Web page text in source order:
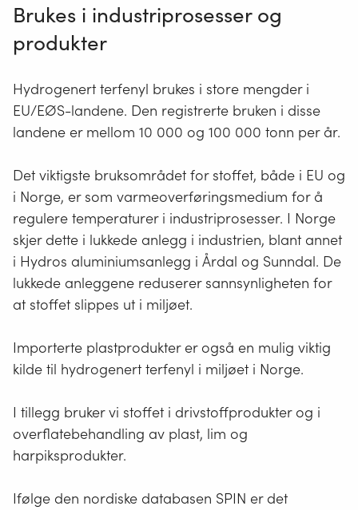
Brukes i industriprosesser og
produkter
Hydrogenert terfenyl brukes i store mengder i
EU/EØS-landene. Den registrerte bruken i disse
landene er mellom 10 000 og 100 000 tonn per år.
Det viktigste bruksområdet for stoffet, både i EU og
i Norge, er som varmeoverføringsmedium for å
regulere temperaturer i industriprosesser. I Norge
skjer dette i lukkede anlegg i industrien, blant annet
i Hydros aluminiumsanlegg i Årdal og Sunndal. De
lukkede anleggene reduserer sannsynligheten for
at stoffet slippes ut i miljøet.
Importerte plastprodukter er også en mulig viktig
kilde til hydrogenert terfenyl i miljøet i Norge.
I tillegg bruker vi stoffet i drivstoffprodukter og i
overflatebehandling av plast, lim og
harpiksprodukter.
Ifølge den nordiske databasen SPIN er det